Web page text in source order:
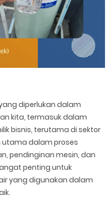
diperlukan dalam
kita, termasuk dalam
bisnis, terutama di sektor
utama dalam proses
pendinginan mesin, dan
penting untuk
yang digunakan dalam